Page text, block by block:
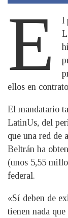
E
l
ellos en
El mandatario
LatinUs, del
que una red de
Beltrán ha
(unos 5,55
federal.
«Sí deben de
tienen nada